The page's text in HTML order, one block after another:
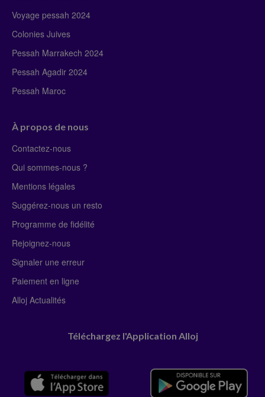
Voyage pessah 2024
Colonies Juives
Pessah Marrakech 2024
Pessah Agadir 2024
Pessah Maroc
À propos de nous
Contactez-nous
Qui sommes-nous ?
Mentions légales
Suggérez-nous un resto
Programme de fidélité
Rejoignez-nous
Signaler une erreur
Paiement en ligne
Alloj Actualités
Téléchargez l'Application Alloj